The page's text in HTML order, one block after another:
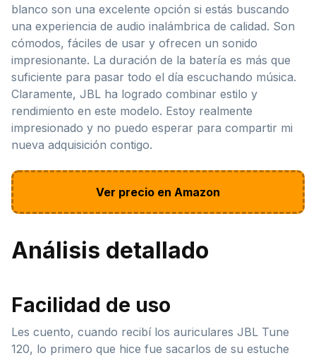
blanco son una excelente opción si estás buscando
una experiencia de audio inalámbrica de calidad. Son
cómodos, fáciles de usar y ofrecen un sonido
impresionante. La duración de la batería es más que
suficiente para pasar todo el día escuchando música.
Claramente, JBL ha logrado combinar estilo y
rendimiento en este modelo. Estoy realmente
impresionado y no puedo esperar para compartir mi
nueva adquisición contigo.
Ver precio en Amazon
Análisis detallado
Facilidad de uso
Les cuento, cuando recibí los auriculares JBL Tune
120, lo primero que hice fue sacarlos de su estuche